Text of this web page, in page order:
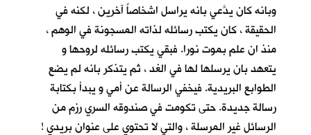
وبانه كان يدَّعي بانه يراسل اشخاصاً آخرين ، لكنه في
الحقيقة ، كان يكتب رسائله لذاته المسجونة في الوهم ،
منذ ان علم بموت نورا. فبقي يكتب رسائله لروحها و
يتعهد بان يرسلها لها في الغد ، ثم يتذكر بانه لم يضع
الطوابع البريدية. فيخفي الرسالة عن أمي و يبدأ بكتابة
رسالة جديدة. حتى تكومت في صندوقه السري رزم من
الرسائل غير المرسلة ، والتي لا تحتوي على عنوان بريدي !